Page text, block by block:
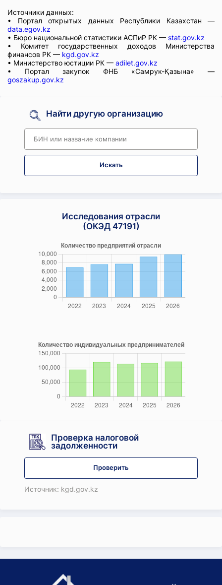
Источники данных:
• Портал открытых данных Республики Казахстан —
data.egov.kz
• Бюро национальной статистики АСПиР РК — stat.gov.kz
• Комитет государственных доходов Министерства
финансов РК — kgd.gov.kz
• Министерство юстиции РК — adilet.gov.kz
• Портал закупок ФНБ «Самрук-Қазына» —
goszakup.gov.kz
Найти другую организацию
Искать
Исследования отрасли
(ОКЭД 47191)
Проверка налоговой
задолженности
Проверить
Источник: kgd.gov.kz